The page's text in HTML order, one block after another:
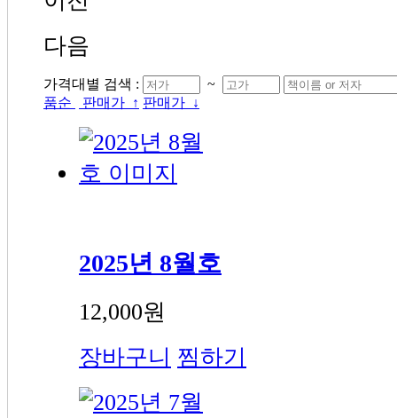
다음
가격대별 검색 :
~
품순
판매가 ↑ 판매가 ↓
2025년 8월호
12,000원
장바구니 찜하기